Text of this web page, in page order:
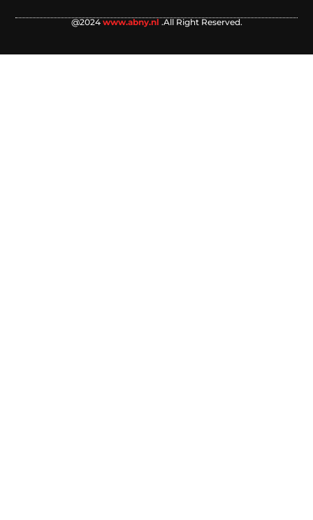
@2024 www.abny.nl .All Right Reserved.